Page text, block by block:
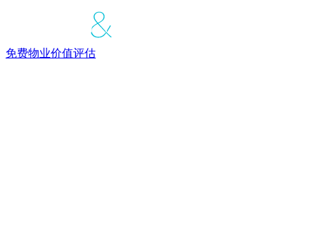
免费物业价值评估